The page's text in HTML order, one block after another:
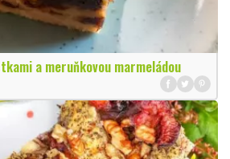
a meruňkovou marmeládou